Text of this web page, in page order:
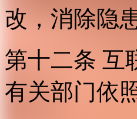
改，消除隐患
第十二条 互
有关部门依